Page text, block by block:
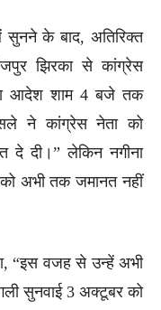
सुनने के बाद, अतिरिक्त
झिरका से कांग्रेस
आदेश शाम 4 बजे तक
ने कांग्रेस नेता को
दी।” लेकिन नगीना
अभी तक जमानत नहीं
“इस वजह से उन्हें अभी
सुनवाई 3 अक्टूबर को